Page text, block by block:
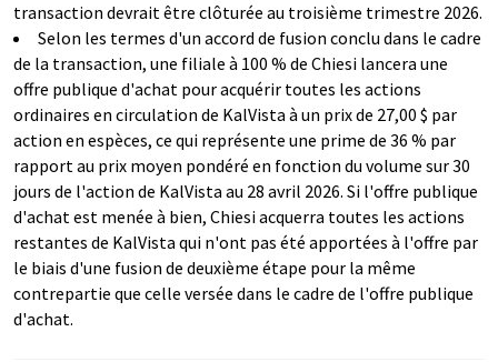
transaction devrait être clôturée au troisième trimestre 2026.
Selon les termes d'un accord de fusion conclu dans le cadre
de la transaction, une filiale à 100 % de Chiesi lancera une
offre publique d'achat pour acquérir toutes les actions
ordinaires en circulation de KalVista à un prix de 27,00 $ par
action en espèces, ce qui représente une prime de 36 % par
rapport au prix moyen pondéré en fonction du volume sur 30
jours de l'action de KalVista au 28 avril 2026. Si l'offre publique
d'achat est menée à bien, Chiesi acquerra toutes les actions
restantes de KalVista qui n'ont pas été apportées à l'offre par
le biais d'une fusion de deuxième étape pour la même
contrepartie que celle versée dans le cadre de l'offre publique
d'achat.